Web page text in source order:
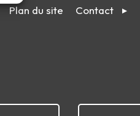
Plan du site Contact